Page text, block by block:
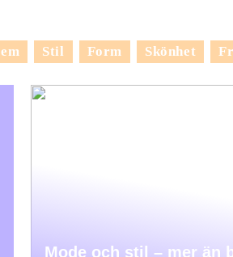
Stil Form Skönhet
Mode och stil – mer än